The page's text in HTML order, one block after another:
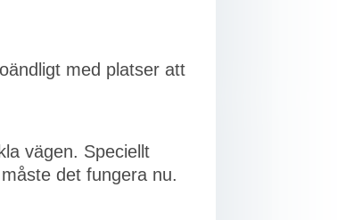
med platser att
vägen. Speciellt
det fungera nu.